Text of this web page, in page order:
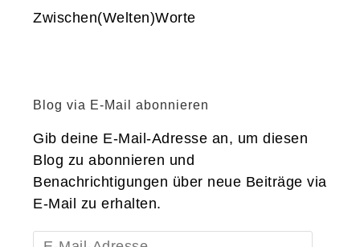
Zwischen(Welten)Worte
Blog via E-Mail abonnieren
Gib deine E-Mail-Adresse an, um diesen
Blog zu abonnieren und
Benachrichtigungen über neue Beiträge via
E-Mail zu erhalten.
E-